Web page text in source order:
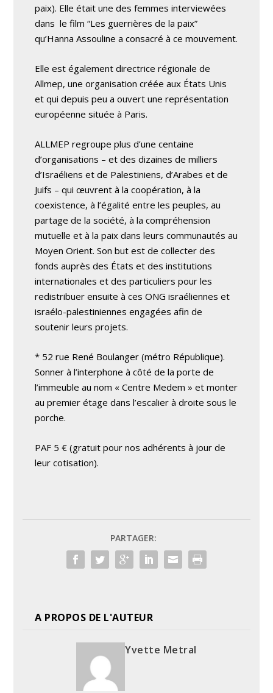
paix). Elle était une des femmes interviewées
dans le film “Les guerrières de la paix”
qu’Hanna Assouline a consacré à ce mouvement.
Elle est également directrice régionale de
Allmep, une organisation créée aux États Unis
et qui depuis peu a ouvert une représentation
européenne située à Paris.
ALLMEP regroupe plus d’une centaine
d’organisations – et des dizaines de milliers
d’Israéliens et de Palestiniens, d’Arabes et de
Juifs – qui œuvrent à la coopération, à la
coexistence, à l’égalité entre les peuples, au
partage de la société, à la compréhension
mutuelle et à la paix dans leurs communautés au
Moyen Orient. Son but est de collecter des
fonds auprès des États et des institutions
internationales et des particuliers pour les
redistribuer ensuite à ces ONG israéliennes et
israélo-palestiniennes engagées afin de
soutenir leurs projets.
* 52 rue René Boulanger (métro République).
Sonner à l’interphone à côté de la porte de
l’immeuble au nom « Centre Medem » et monter
au premier étage dans l’escalier à droite sous le
porche.
PAF 5 € (gratuit pour nos adhérents à jour de
leur cotisation).
PARTAGER:
A PROPOS DE L'AUTEUR
Yvette Metral